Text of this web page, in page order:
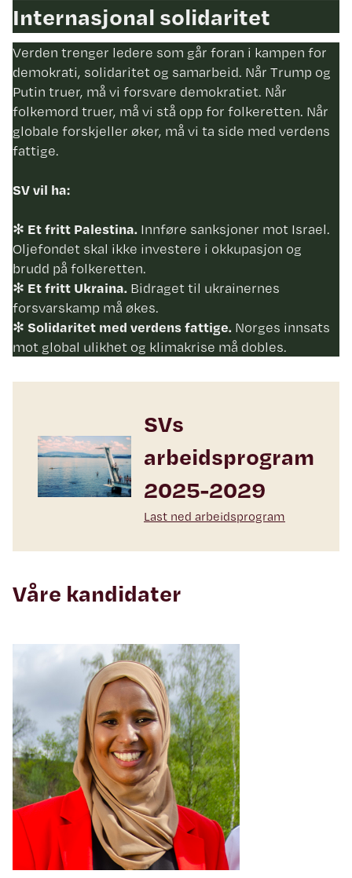
Internasjonal solidaritet
Verden trenger ledere som går foran i kampen for
demokrati, solidaritet og samarbeid. Når Trump og
Putin truer, må vi forsvare demokratiet. Når
folkemord truer, må vi stå opp for folkeretten. Når
globale forskjeller øker, må vi ta side med verdens
fattige.
SV vil ha:
✻ Et fritt Palestina. Innføre sanksjoner mot Israel.
Oljefondet skal ikke investere i okkupasjon og
brudd på folkeretten.
✻ Et fritt Ukraina. Bidraget til ukrainernes
forsvarskamp må økes.
✻ Solidaritet med verdens fattige. Norges innsats
mot global ulikhet og klimakrise må dobles.
SVs
arbeidsprogram
2025-2029
Last ned arbeidsprogram
Våre kandidater